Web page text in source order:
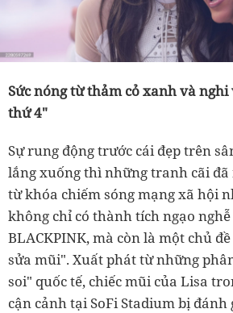
Sức nóng từ thảm cỏ xanh và
thứ 4"
Sự rung động trước cái đẹp trên
lắng xuống thì những tranh cãi đã
từ khóa chiếm sóng mạng xã hội
không chỉ có thành tích ngạo
BLACKPINK, mà còn là một chủ
sửa mũi". Xuất phát từ những
soi" quốc tế, chiếc mũi của Lisa
cận cảnh tại SoFi Stadium bị đánh